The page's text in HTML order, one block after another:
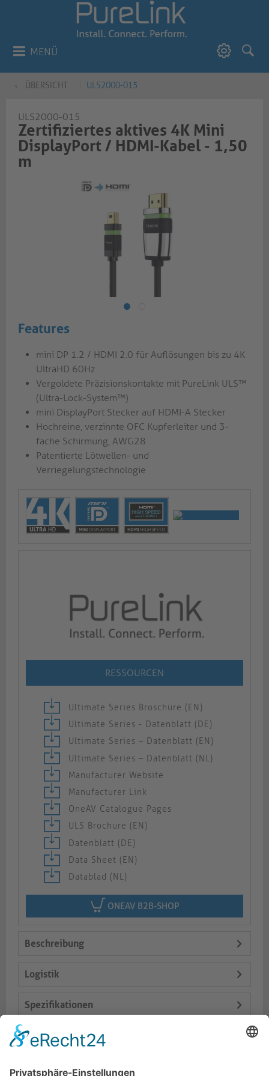
MENÜ
ÜBERSICHT ULS2000-015
ULS2000-015
Zertifiziertes aktives 4K Mini
DisplayPort / HDMI-Kabel - 1,50
m
Features
mini DP 1.2 / HDMI 2.0 für Auflösungen bis zu 4K
UltraHD 60Hz
Vergoldete Präzisionskontakte mit PureLink ULS™
(Ultra-Lock-System™)
mini DisplayPort Stecker auf HDMI-A Stecker
Hochreine, verzinnte OFC Kupferleiter und 3-
fache Schirmung, AWG28
Patentierte Lötwellen- und
Verriegelungstechnologie
RESSOURCEN
Ultimate Series Broschüre (EN)
Ultimate Series - Datenblatt (DE)
Ultimate Series – Datenblatt (EN)
Ultimate Series – Datenblatt (NL)
Manufacturer Website
Manufacturer Link
OneAV Catalogue Pages
ULS Brochure (EN)
Datenblatt (DE)
Data Sheet (EN)
Datablad (NL)
ONEAV B2B-SHOP
Beschreibung
Logistik
Spezifikationen
Lieferumfang
Varianten